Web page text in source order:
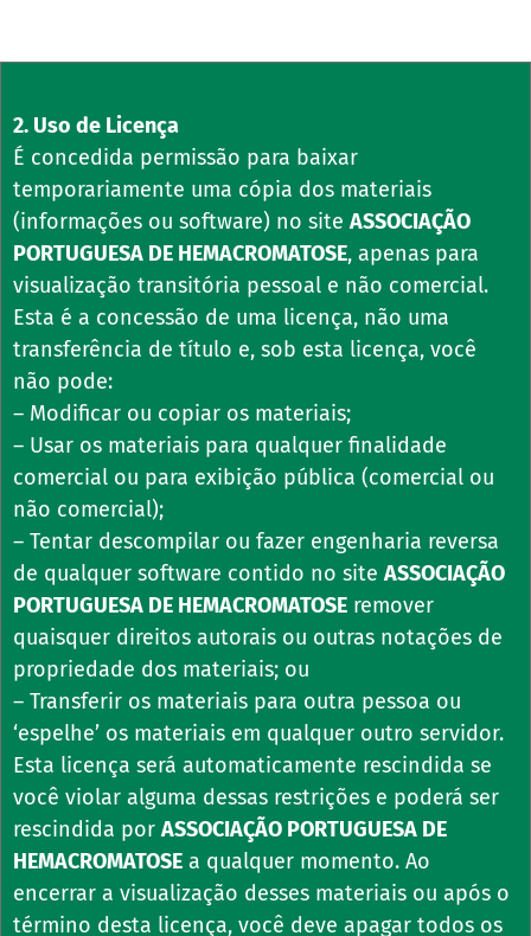
2. Uso de Licença
É concedida permissão para baixar
temporariamente uma cópia dos materiais
(informações ou software) no siteASSOCIAÇÃO
PORTUGUESA DE HEMACROMATOSE, apenas para
visualização transitória pessoal e não comercial.
Esta é a concessão de uma licença, não uma
transferência de título e, sob esta licença, você
não pode:
– Modificar ou copiar os materiais;
– Usar os materiais para qualquer finalidade
comercial ou para exibição pública (comercial ou
não comercial);
– Tentar descompilar ou fazer engenharia reversa
de qualquer software contido no siteASSOCIAÇÃO
PORTUGUESA DE HEMACROMATOSE remover
quaisquer direitos autorais ou outras notações de
propriedade dos materiais; ou
– Transferir os materiais para outra pessoa ou
‘espelhe’ os materiais em qualquer outro servidor.
Esta licença será automaticamente rescindida se
você violar alguma dessas restrições e poderá ser
rescindida porASSOCIAÇÃO PORTUGUESA DE
HEMACROMATOSE a qualquer momento. Ao
encerrar a visualização desses materiais ou após o
término desta licença, você deve apagar todos os